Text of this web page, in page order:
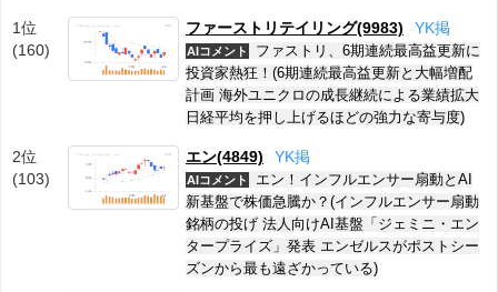
1位
(160)
ファーストリテイリング(9983) YK掲
AIコメント
ファストリ、6期連続最高益更新に
投資家熱狂！(6期連続最高益更新と大幅増配
計画 海外ユニクロの成長継続による業績拡大
日経平均を押し上げるほどの強力な寄与度)
2位
(103)
エン(4849) YK掲
AIコメント
エン！インフルエンサー扇動とAI
新基盤で株価急騰か？(インフルエンサー扇動
銘柄の投げ 法人向けAI基盤「ジェミニ・エン
タープライズ」発表 エンゼルスがポストシー
ズンから最も遠ざかっている)